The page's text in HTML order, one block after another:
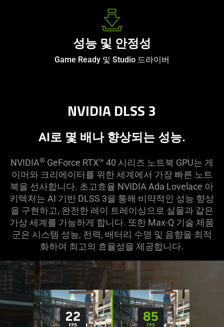
성능 및 안정성
Game Ready 및 Studio 드라이버
NVIDIA DLSS 3
AI로 몇 배나 향상되는 성능.
NVIDIA®GeForce RTX™ 40 시리즈 노트북 GPU는 게
이머와 크리에이터를 위한 세계에서 가장 빠른 노트
북을 선사합니다. 초고효율 NVIDIA Ada Lovelace 아
키텍처는 AI 기반 DLSS 3을 통해 비약적인 성능 향상
을 구현하고, 완전한 레이 트레이싱으로 실물과 같은
가상 세계를 가능하게 합니다. 또한 Max-Q 기술 제품
군은 시스템 성능, 전력, 배터리 수명 및 음향을 최적
화하여 최고의 효율성을 제공합니다.